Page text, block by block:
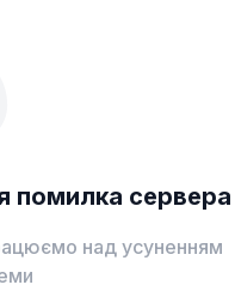
помилка сервера
над усуненням